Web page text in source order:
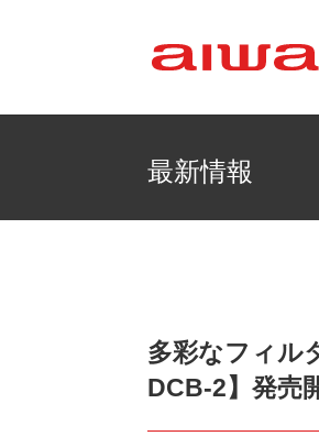
最新情報
多彩なフィル
DCB-2】発売